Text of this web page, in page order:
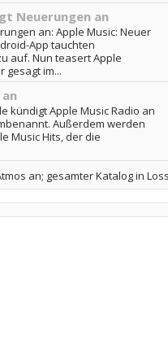
Neuerungen an
an: Apple Music: Neuer
App tauchten
auf. Nun teasert Apple
gesagt im...
kündigt Apple Music Radio an
Außerdem werden
Music Hits, der die
an; gesamter Katalog in